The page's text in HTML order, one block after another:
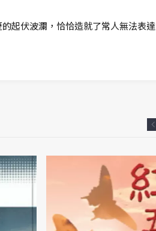
起伏波瀾，恰恰造就了常人無法表達